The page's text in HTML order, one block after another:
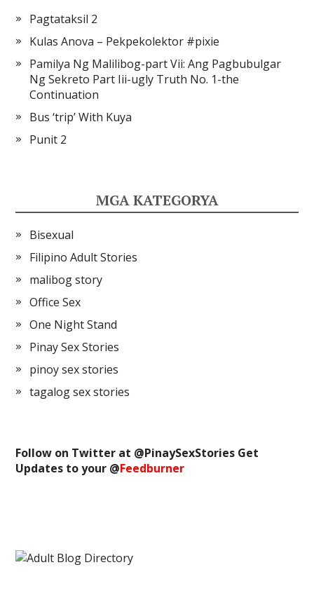
Pagtataksil 2
Kulas Anova – Pekpekolektor #pixie
Pamilya Ng Malilibog-part Vii: Ang Pagbubulgar
Ng Sekreto Part Iii-ugly Truth No. 1-the
Continuation
Bus ‘trip’ With Kuya
Punit 2
MGA KATEGORYA
Bisexual
Filipino Adult Stories
malibog story
Office Sex
One Night Stand
Pinay Sex Stories
pinoy sex stories
tagalog sex stories
Follow on Twitter at @PinaySexStories Get
Updates to your @Feedburner